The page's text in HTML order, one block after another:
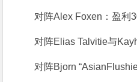
对阵Alex Foxen：盈利
对阵Elias Talvitie与
对阵Bjorn